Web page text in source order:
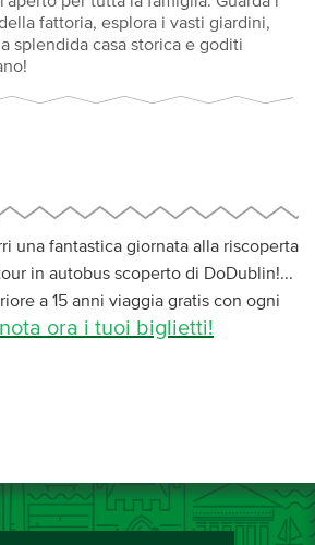
fattoria, esplora i vasti giardini,
splendida casa storica e goditi
una fantastica giornata alla riscoperta
in autobus scoperto di DoDublin!...
a 15 anni viaggia gratis con ogni
ora i tuoi biglietti!